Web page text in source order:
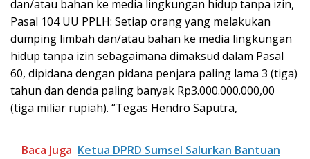
dan/atau bahan ke media lingkungan hidup tanpa izin,
Pasal 104 UU PPLH: Setiap orang yang melakukan
dumping limbah dan/atau bahan ke media lingkungan
hidup tanpa izin sebagaimana dimaksud dalam Pasal
60, dipidana dengan pidana penjara paling lama 3 (tiga)
tahun dan denda paling banyak Rp3.000.000.000,00
(tiga miliar rupiah). “Tegas Hendro Saputra,
Baca Juga Ketua DPRD Sumsel Salurkan Bantuan